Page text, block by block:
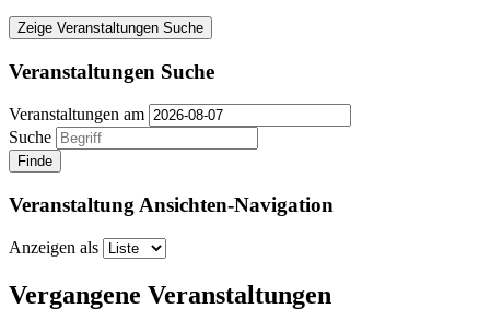
Zeige Veranstaltungen Suche
Veranstaltungen Suche
Veranstaltungen am
Suche
Veranstaltung Ansichten-Navigation
Anzeigen als
Vergangene Veranstaltungen